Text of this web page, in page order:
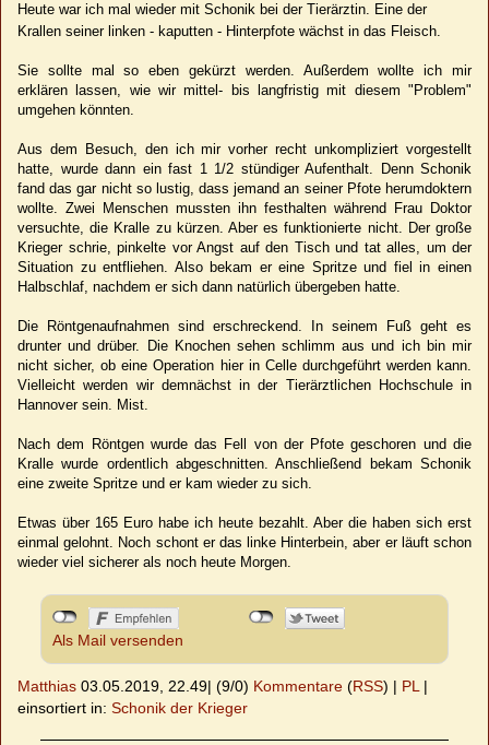
Heute war ich mal wieder mit Schonik bei der Tierärztin. Eine der
Krallen seiner linken - kaputten - Hinterpfote wächst in das Fleisch.
Sie sollte mal so eben gekürzt werden. Außerdem wollte ich mir
erklären lassen, wie wir mittel- bis langfristig mit diesem "Problem"
umgehen könnten.
Aus dem Besuch, den ich mir vorher recht unkompliziert vorgestellt
hatte, wurde dann ein fast 1 1/2 stündiger Aufenthalt. Denn Schonik
fand das gar nicht so lustig, dass jemand an seiner Pfote herumdoktern
wollte. Zwei Menschen mussten ihn festhalten während Frau Doktor
versuchte, die Kralle zu kürzen. Aber es funktionierte nicht. Der große
Krieger schrie, pinkelte vor Angst auf den Tisch und tat alles, um der
Situation zu entfliehen. Also bekam er eine Spritze und fiel in einen
Halbschlaf, nachdem er sich dann natürlich übergeben hatte.
Die Röntgenaufnahmen sind erschreckend. In seinem Fuß geht es
drunter und drüber. Die Knochen sehen schlimm aus und ich bin mir
nicht sicher, ob eine Operation hier in Celle durchgeführt werden kann.
Vielleicht werden wir demnächst in der Tierärztlichen Hochschule in
Hannover sein. Mist.
Nach dem Röntgen wurde das Fell von der Pfote geschoren und die
Kralle wurde ordentlich abgeschnitten. Anschließend bekam Schonik
eine zweite Spritze und er kam wieder zu sich.
Etwas über 165 Euro habe ich heute bezahlt. Aber die haben sich erst
einmal gelohnt. Noch schont er das linke Hinterbein, aber er läuft schon
wieder viel sicherer als noch heute Morgen.
Als Mail versenden
Matthias 03.05.2019, 22.49| (9/0) Kommentare (RSS) | PL |
einsortiert in: Schonik der Krieger